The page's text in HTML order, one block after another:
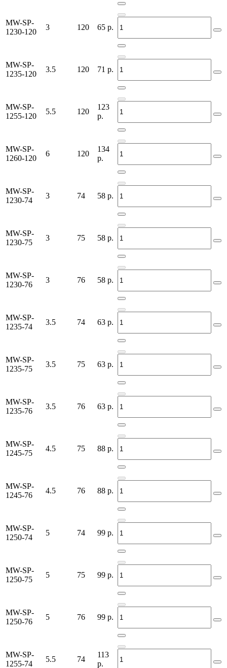
MW-SP-
1230-120
3 120 65 р.
MW-SP-
1235-120
3.5 120 71 р.
MW-SP-
1255-120
5.5 120
123
р.
MW-SP-
1260-120
6 120
134
р.
MW-SP-
1230-74
3 74 58 р.
MW-SP-
1230-75
3 75 58 р.
MW-SP-
1230-76
3 76 58 р.
MW-SP-
1235-74
3.5 74 63 р.
MW-SP-
1235-75
3.5 75 63 р.
MW-SP-
1235-76
3.5 76 63 р.
MW-SP-
1245-75
4.5 75 88 р.
MW-SP-
1245-76
4.5 76 88 р.
MW-SP-
1250-74
5 74 99 р.
MW-SP-
1250-75
5 75 99 р.
MW-SP-
1250-76
5 76 99 р.
MW-SP-
1255-74
5.5 74
113
р.